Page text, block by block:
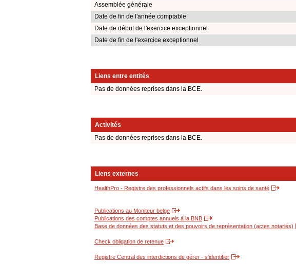
Assemblée générale
Date de fin de l'année comptable
Date de début de l'exercice exceptionnel
Date de fin de l'exercice exceptionnel
Liens entre entités
Pas de données reprises dans la BCE.
Activités
Pas de données reprises dans la BCE.
Liens externes
HealthPro - Registre des professionnels actifs dans les soins de santé
Publications au Moniteur belge
Publications des comptes annuels à la BNB
Base de données des statuts et des pouvoirs de représentation (actes notariés)
Check obligation de retenue
Registre Central des interdictions de gérer - s'identifier